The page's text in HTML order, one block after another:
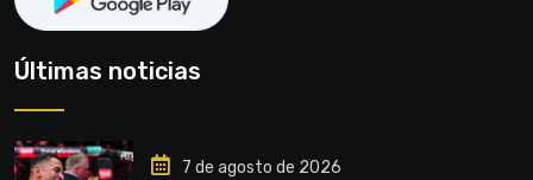
Últimas noticias
7 de agosto de 2026